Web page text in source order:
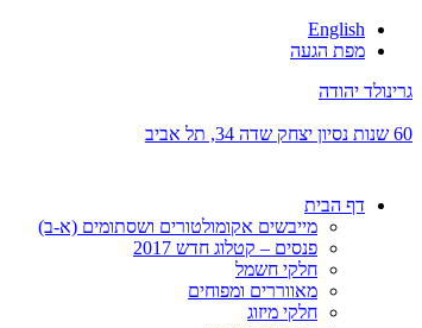
English
מפת הגעה
גרינולד יהודה
60 שנות נסיון
יצחק שדה 34, תל אביב
דף הבית
מייבשים אקומולטורים ושסתומים (א-ב)
פנסים – קטלוג חדש 2017
חלקי חשמל
מאווררים ומפוחים
חלקי מיזוג